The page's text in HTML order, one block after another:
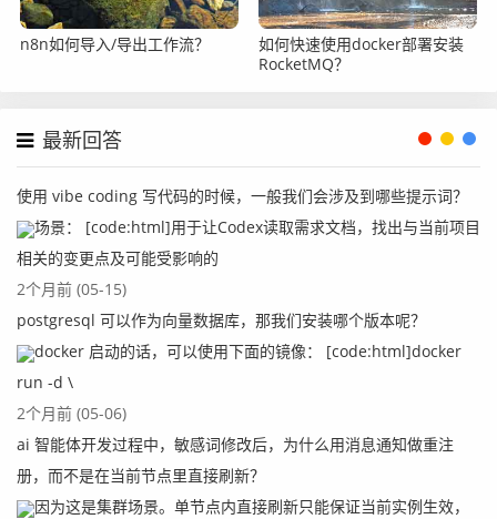
n8n如何导入/导出工作流？
如何快速使用docker部署安装
RocketMQ？
最新回答
使用 vibe coding 写代码的时候，一般我们会涉及到哪些提示词？
场景： [code:html]用于让Codex读取需求文档，找出与当前项目
相关的变更点及可能受影响的
2个月前 (05-15)
postgresql 可以作为向量数据库，那我们安装哪个版本呢？
docker 启动的话，可以使用下面的镜像： [code:html]docker
run -d \
2个月前 (05-06)
ai 智能体开发过程中，敏感词修改后，为什么用消息通知做重注
册，而不是在当前节点里直接刷新？
因为这是集群场景。单节点内直接刷新只能保证当前实例生效，